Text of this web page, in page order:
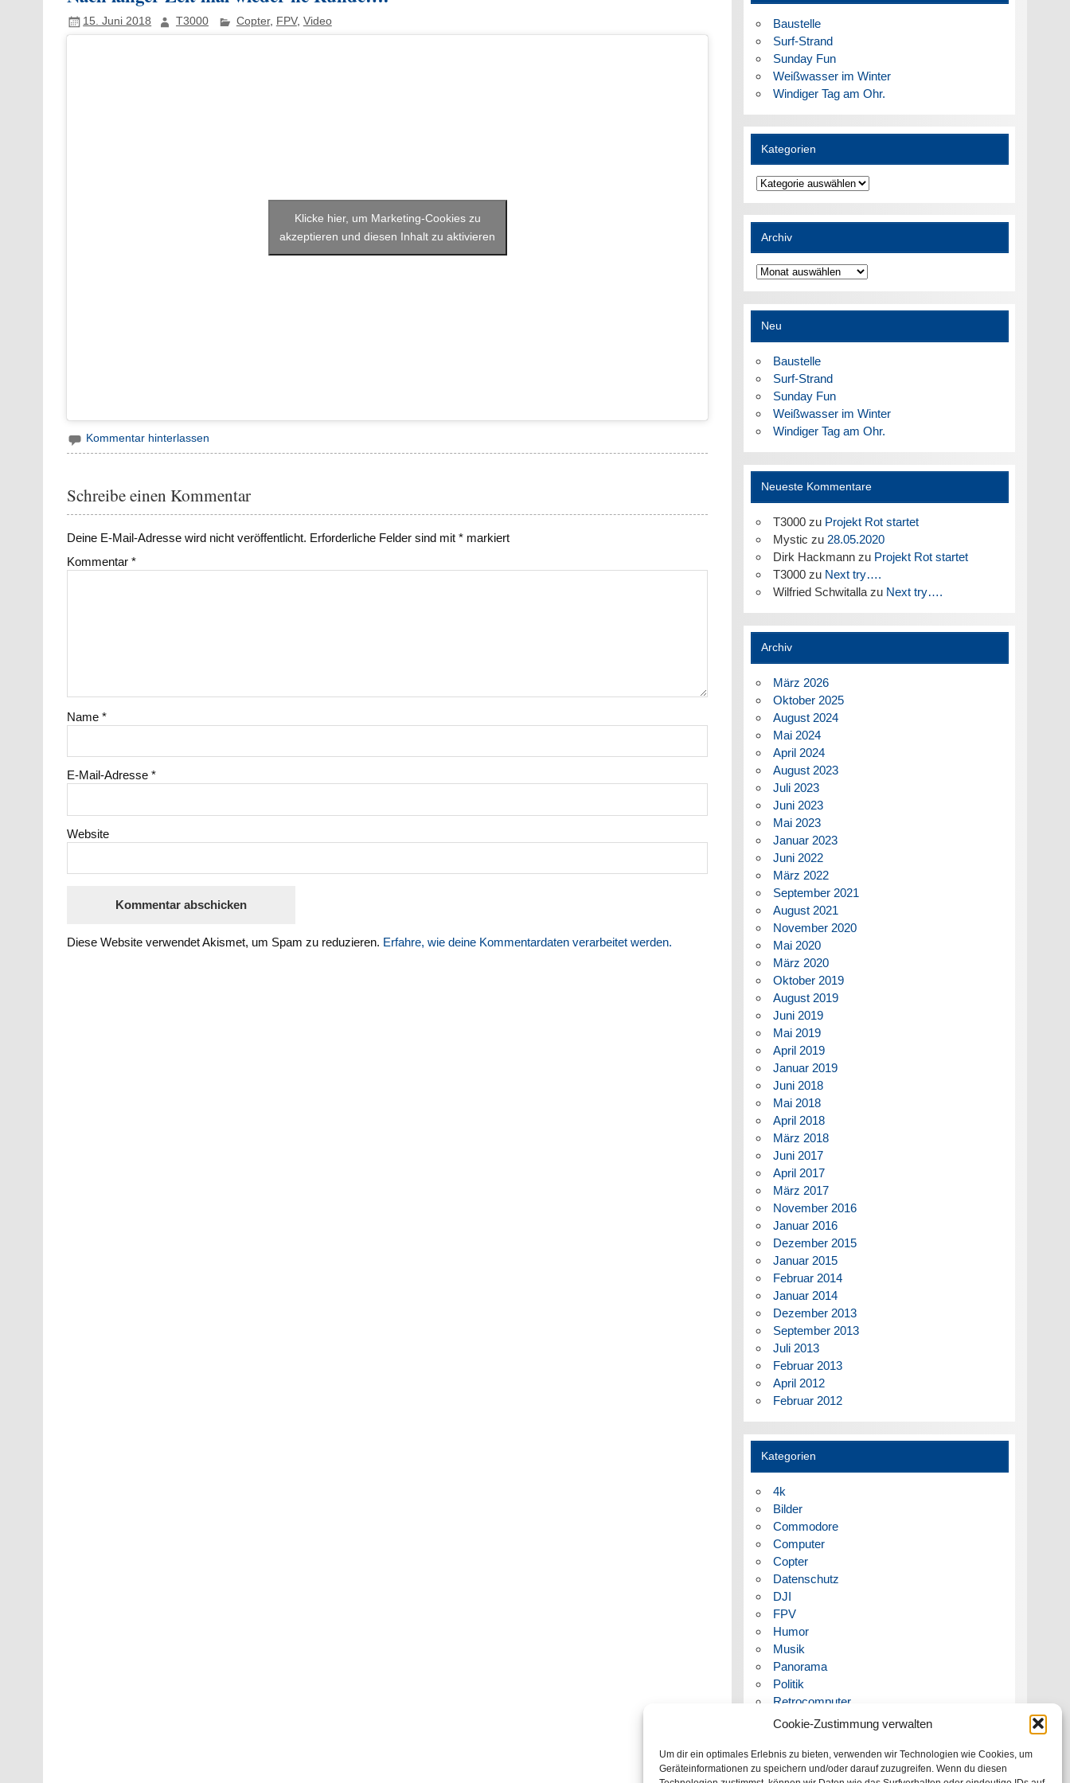
Cookie-Zustimmung verwalten
Um dir ein optimales Erlebnis zu bieten, verwenden wir Technologien wie Cookies, um
Geräteinformationen zu speichern und/oder darauf zuzugreifen. Wenn du diesen
15. Juni 2018 T3000 Copter, FPV, Video
Klicke hier, um Marketing-Cookies zu
akzeptieren und diesen Inhalt zu aktivieren
Kommentar hinterlassen
Schreibe einen Kommentar
Deine E-Mail-Adresse wird nicht veröffentlicht. Erforderliche Felder sind mit* markiert
Kommentar*
Name*
E-Mail-Adresse*
Website
Diese Website verwendet Akismet, um Spam zu reduzieren. Erfahre, wie deine Kommentardaten verarbeitet werden.
Baustelle
Surf-Strand
Sunday Fun
Weißwasser im Winter
Windiger Tag am Ohr.
Kategorien
Kategorien
Archiv
Archiv
Neu
Baustelle
Surf-Strand
Sunday Fun
Weißwasser im Winter
Windiger Tag am Ohr.
Neueste Kommentare
T3000zu Projekt Rot startet
Mystic zu 28.05.2020
Dirk Hackmannzu Projekt Rot startet
T3000zu Next try….
Wilfried Schwitallazu Next try….
Archiv
März 2026
Oktober 2025
August 2024
Mai 2024
April 2024
August 2023
Juli 2023
Juni 2023
Mai 2023
Januar 2023
Juni 2022
März 2022
September 2021
August 2021
November 2020
Mai 2020
März 2020
Oktober 2019
August 2019
Juni 2019
Mai 2019
April 2019
Januar 2019
Juni 2018
Mai 2018
April 2018
März 2018
Juni 2017
April 2017
März 2017
November 2016
Januar 2016
Dezember 2015
Januar 2015
Februar 2014
Januar 2014
Dezember 2013
September 2013
Juli 2013
Februar 2013
April 2012
Februar 2012
Kategorien
4k
Bilder
Commodore
Computer
Copter
Datenschutz
DJI
FPV
Humor
Musik
Panorama
Politik
Retrocomputer
Uncategorized